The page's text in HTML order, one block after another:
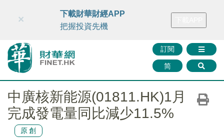
財華智庫網 FINTV FINMETA 財華證券 媒體矩陣
訂閱
简
×
下載財華財經APP
把握投資先機
中廣核新能源(01811.HK)1月
完成發電量同比減少11.5%
原創